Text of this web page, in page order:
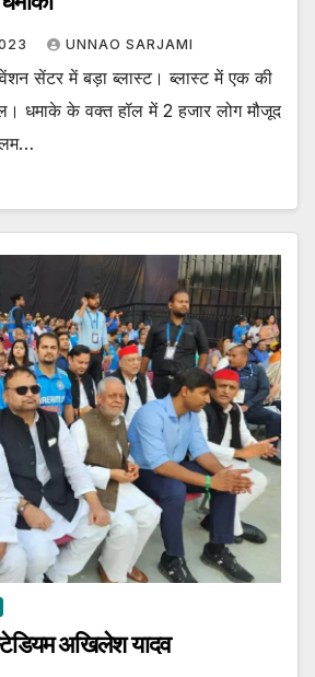
UNNAO SARJAMI
सेंटर में बड़ा ब्लास्ट। ब्लास्ट में एक की
धमाके के वक्त हॉल में 2 हजार लोग मौजूद
अखिलेश यादव